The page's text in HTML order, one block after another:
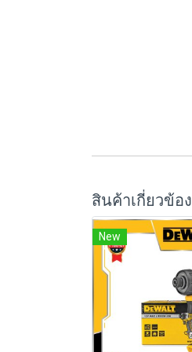
สินค้าเกี่ยวข้อง
New